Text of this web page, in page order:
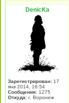
DenicKa
Зарегистрирован: 17
янв 2014, 16:54
Сообщения: 1275
Откуда: г. Воронеж